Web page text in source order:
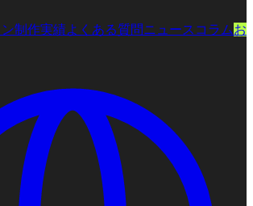
制作実績よくある質問ニュース コラムお